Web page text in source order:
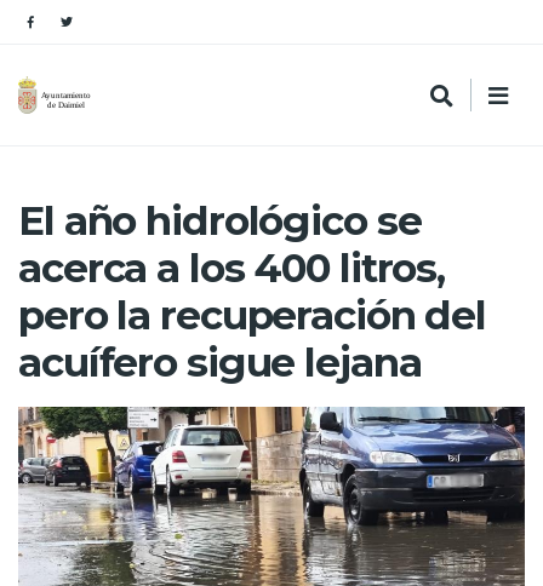
El año hidrológico se
acerca a los 400 litros,
pero la recuperación del
acuífero sigue lejana